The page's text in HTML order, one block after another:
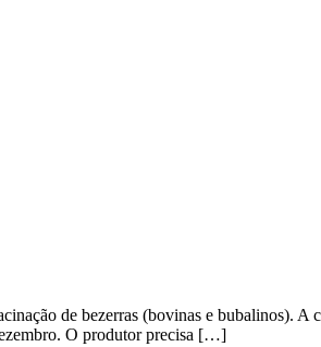
de bezerras (bovinas e bubalinos). A
O produtor precisa […]